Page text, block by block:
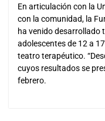
En articulación con la
con la comunidad, la
ha venido desarrollado
adolescentes de 12 a
teatro terapéutico.
cuyos resultados se
febrero.